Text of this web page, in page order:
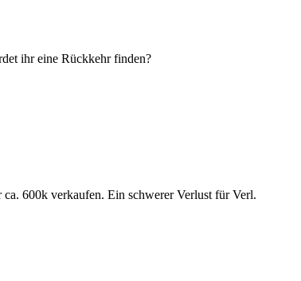
ihr eine Rückkehr finden?
600k verkaufen. Ein schwerer Verlust für Verl.